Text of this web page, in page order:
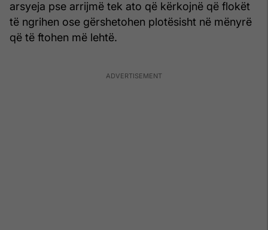
arsyeja pse arrijmë tek ato që kërkojnë që flokët
të ngrihen ose gërshetohen plotësisht në mënyrë
që të ftohen më lehtë.